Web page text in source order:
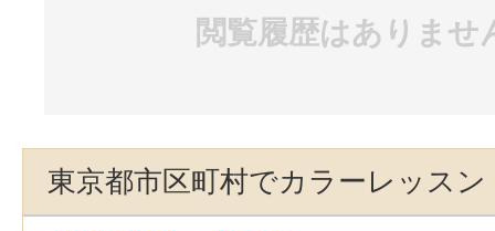
閲覧履歴はありませ
東京都市区町村でカラーレッス